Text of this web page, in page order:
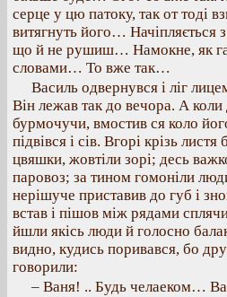
серце у цю патоку, так от тоді
витягнуть його… Начіпляється
що й не рушиш… Намокне, як
словами… То вже так…
Василь одвернувся і ліг
Він лежав так до вечора. А
бурмочучи, вмостив ся коло
підвівся і сів. Вгорі крізь листя
цвяшки, жовтіли зорі; десь
паровоз; за тином гомоніли
нерішуче приставив до губ і
встав і пішов між рядами
йшли якісь люди й голосно
видно, кудись поривався, бо
говорили:
– Ваня! .. Будь челаеком…